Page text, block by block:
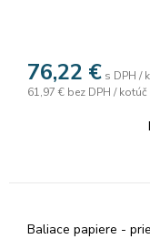
76,22 € s DPH /
61,97 € bez DPH / kotúč
Baliace papiere -